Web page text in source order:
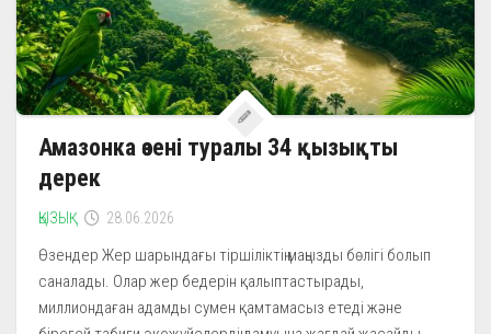
Амазонка өзені туралы 34 қызықты
дерек
ҚЫЗЫҚ 28.06.2026
Өзендер Жер шарындағы тіршіліктің маңызды бөлігі болып
саналады. Олар жер бедерін қалыптастырады,
миллиондаған адамды сумен қамтамасыз етеді және